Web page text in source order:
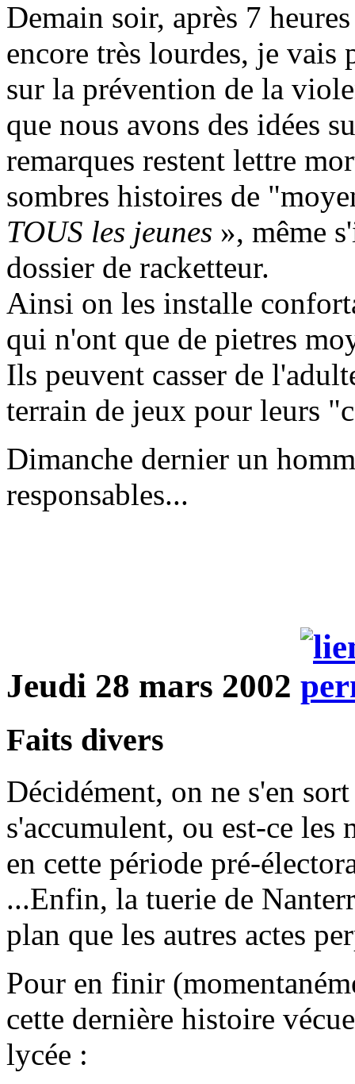
Demain soir, après 7
encore très lourdes, je
sur la prévention de la
que nous avons des idées
remarques restent lettre
sombres histoires de
TOUS les jeunes », même
dossier de racketteur.
Ainsi on les installe
qui n'ont que de pietres
Ils peuvent casser de
terrain de jeux pour leurs
Dimanche dernier un
responsables...
Jeudi 28 mars 2002
Faits divers
Décidément, on ne s'en
s'accumulent, ou est-ce les
en cette période pré-
...Enfin, la tuerie de
plan que les autres actes
Pour en finir
cette dernière histoire
lycée :